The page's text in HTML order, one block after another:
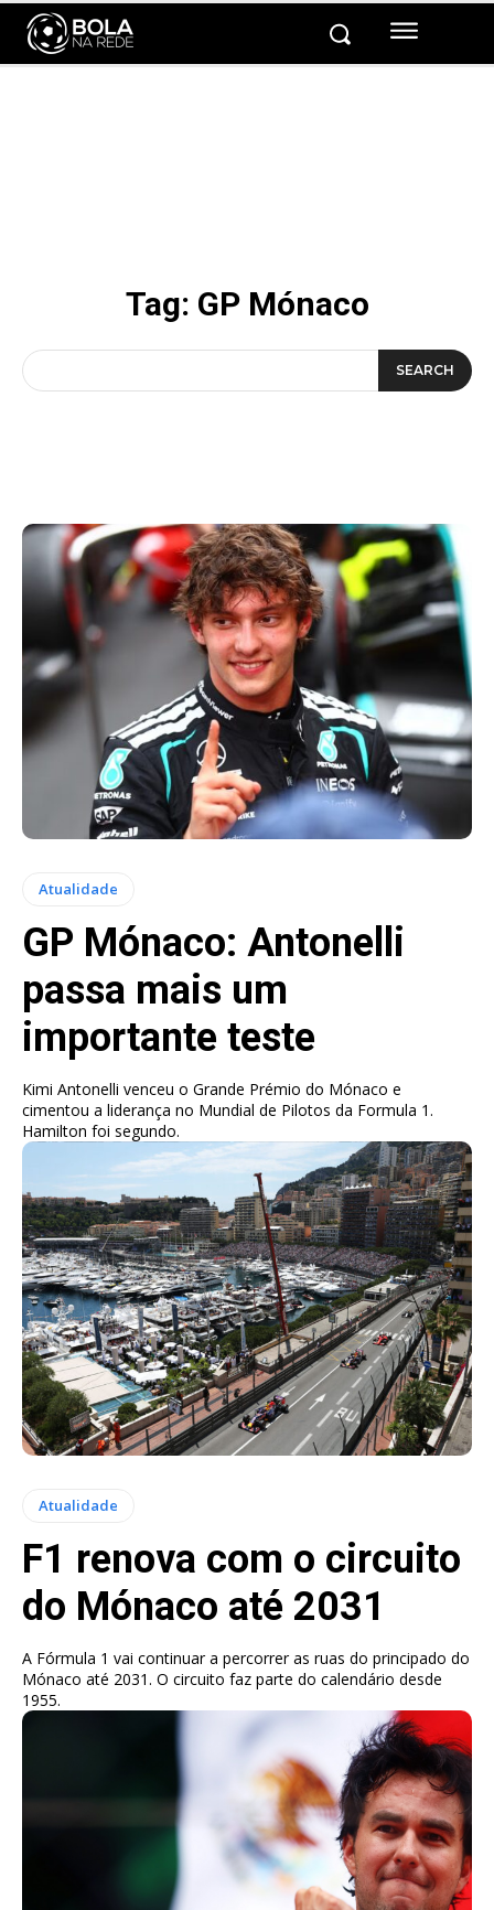
Tag: GP Mónaco
SEARCH
Atualidade
GP Mónaco: Antonelli
passa mais um
importante teste
Kimi Antonelli venceu o Grande Prémio do Mónaco e
cimentou a liderança no Mundial de Pilotos da Formula 1.
Hamilton foi segundo.
Atualidade
F1 renova com o circuito
do Mónaco até 2031
A Fórmula 1 vai continuar a percorrer as ruas do principado do
Mónaco até 2031. O circuito faz parte do calendário desde
1955.